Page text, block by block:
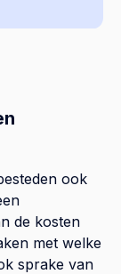
ook
de kosten
met welke
sprake van